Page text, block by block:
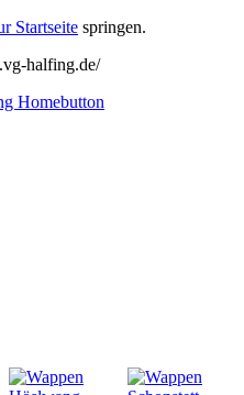
Startseite springen.
halfing.de/